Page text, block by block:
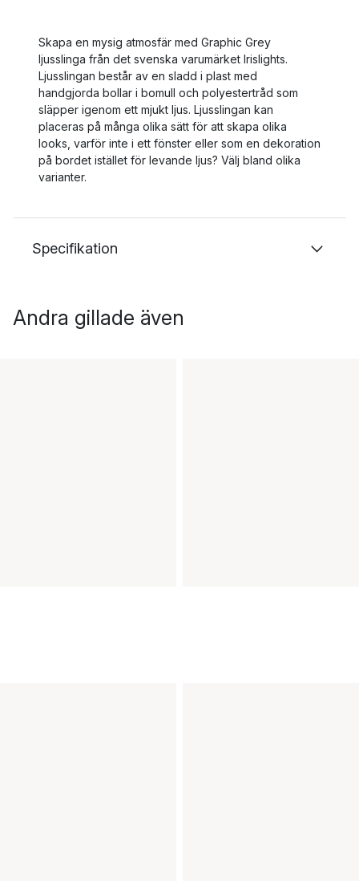
Skapa en mysig atmosfär med Graphic Grey
ljusslinga från det svenska varumärket Irislights.
Ljusslingan består av en sladd i plast med
handgjorda bollar i bomull och polyestertråd som
släpper igenom ett mjukt ljus. Ljusslingan kan
placeras på många olika sätt för att skapa olika
looks, varför inte i ett fönster eller som en dekoration
på bordet istället för levande ljus? Välj bland olika
varianter.
Specifikation
Andra gillade även